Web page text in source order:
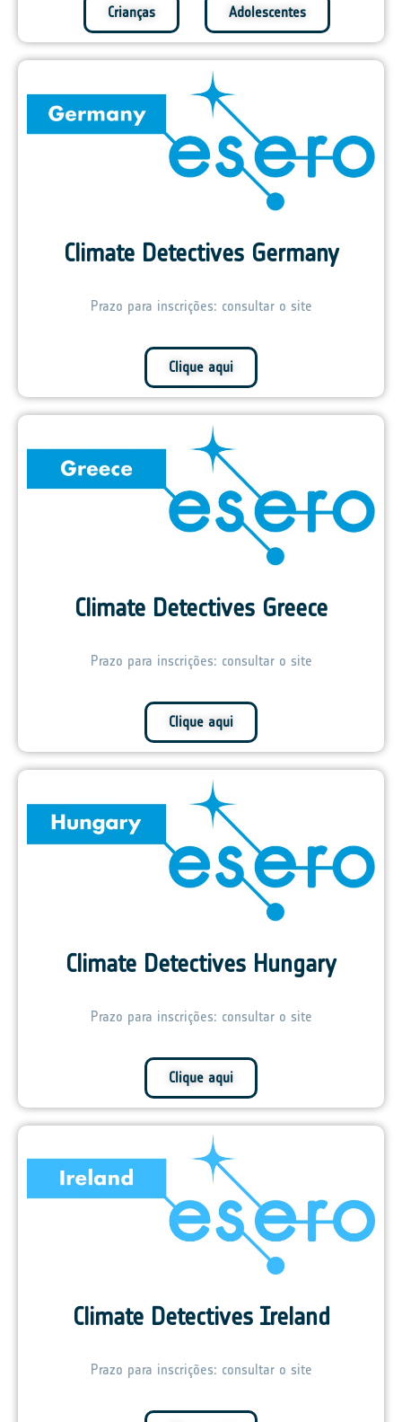
Crianças Adolescentes
Climate Detectives Germany
Prazo para inscrições: consultar o site
Clique aqui
Climate Detectives Greece
Prazo para inscrições: consultar o site
Clique aqui
Climate Detectives Hungary
Prazo para inscrições: consultar o site
Clique aqui
Climate Detectives Ireland
Prazo para inscrições: consultar o site